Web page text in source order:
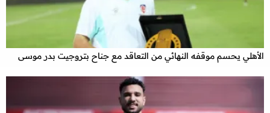
الأهلي يحسم موقفه النهائي من التعاقد مع جناح بتروجيت بدر موسى